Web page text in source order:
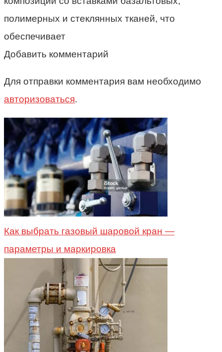
полимерных и стеклянных тканей, что
обеспечивает
Добавить комментарий
Для отправки комментария вам необходимо
авторизоваться.
Как выбрать газовый шаровой кран —
параметры и маркировка